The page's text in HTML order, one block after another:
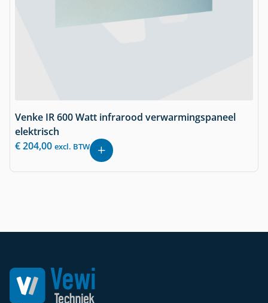
Venke IR 600 Watt infrarood verwarmingspaneel
elektrisch
€204,00 excl. BTW